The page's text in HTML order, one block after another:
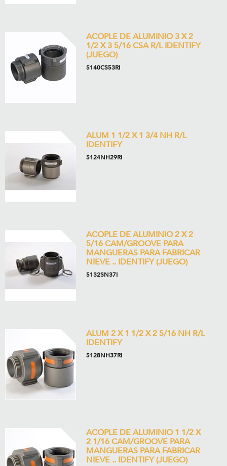
ACOPLE DE ALUMINIO 3 X 2
1/2 X 3 5/16 CSA R/L IDENTIFY
(JUEGO)
5140CS53RI
ALUM 1 1/2 X 1 3/4 NH R/L
IDENTIFY
5124NH29RI
ACOPLE DE ALUMINIO 2 X 2
5/16 CAM/GROOVE PARA
MANGUERAS PARA FABRICAR
NIEVE .. IDENTIFY (JUEGO)
5132SN37I
ALUM 2 X 1 1/2 X 2 5/16 NH R/L
IDENTIFY
5128NH37RI
ACOPLE DE ALUMINIO 1 1/2 X
2 1/16 CAM/GROOVE PARA
MANGUERAS PARA FABRICAR
NIEVE .. IDENTIFY (JUEGO)